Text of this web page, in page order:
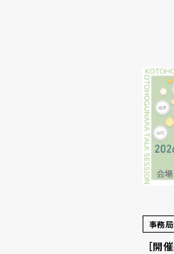
事務
［開